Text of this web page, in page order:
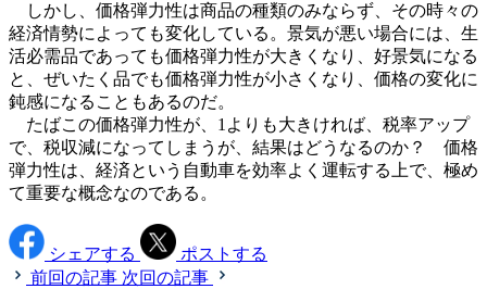
しかし、価格弾力性は商品の種類のみならず、その時々の
経済情勢によっても変化している。景気が悪い場合には、生
活必需品であっても価格弾力性が大きくなり、好景気になる
と、ぜいたく品でも価格弾力性が小さくなり、価格の変化に
鈍感になることもあるのだ。
たばこの価格弾力性が、1よりも大きければ、税率アップ
で、税収減になってしまうが、結果はどうなるのか？ 価格
弾力性は、経済という自動車を効率よく運転する上で、極め
て重要な概念なのである。
シェアする
ポストする
前回の記事 次回の記事